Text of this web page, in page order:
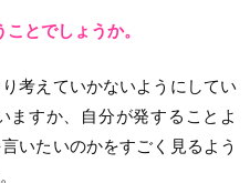
とでしょうか。
考えていかないようにしてい
ますか、自分が発することよ
いたいのかをすごく見るよう